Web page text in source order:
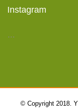
Instagram
…
© Copyright 2018.